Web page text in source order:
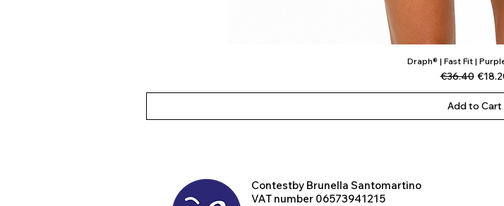
Quick View
Draph® | Fast Fit |
Regular Price
€36.40 Sale
Add to Cart
Contestby Brunella Santomartino
VAT number 06573941215